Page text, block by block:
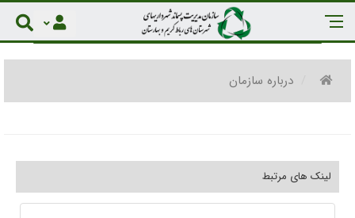
درباره سازمان
لینک های مرتبط